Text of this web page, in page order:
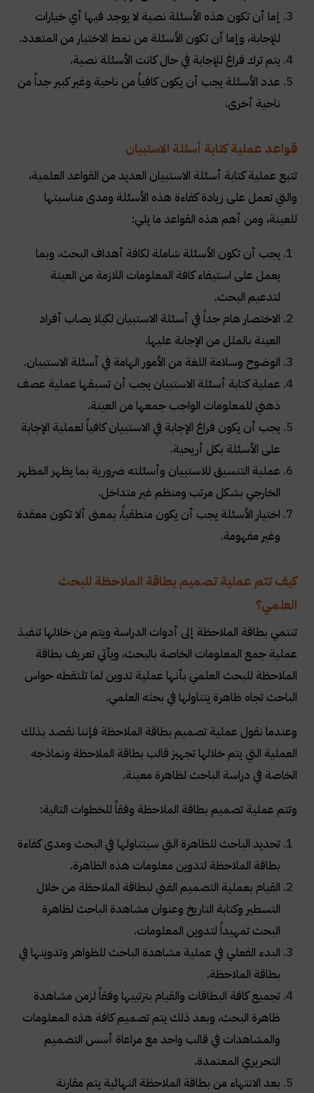
إما أن تكون هذه الأسئلة نصية لا يوجد فيها أي خيارات
للإجابة، وإما أن تكون الأسئلة من نمط الاختيار من المتعدد.
يتم ترك فراغ للإجابة في حال كانت الأسئلة نصية.
عدد الأسئلة يجب أن يكون كافياً من ناحية وغير كبير جداً من
ناحية أخرى.
قواعد عملية كتابة أسئلة الاستبيان
تتبع عملية كتابة أسئلة الاستبيان العديد من القواعد العلمية،
والتي تعمل على زيادة كفاءة هذه الأسئلة ومدى مناسبتها
للعينة، ومن أهم هذه القواعد ما يلي:
يجب أن تكون الأسئلة شاملة لكافة أهداف البحث، وبما
يعمل على استيفاء كافة المعلومات اللازمة من العينة
لتدعيم البحث.
الاختصار هام جداً في أسئلة الاستبيان لكيلا يصاب أفراد
العينة بالملل من الإجابة عليها.
الوضوح وسلامة اللغة من الأمور الهامة في أسئلة الاستبيان.
عملية كتابة أسئلة الاستبيان يجب أن تسبقها عملية عصف
ذهني للمعلومات الواجب جمعها من العينة.
يجب أن يكون فراغ الإجابة في الاستبيان كافياً لعملية الإجابة
على الأسئلة بكل أريحية.
عملية التنسيق للاستبيان وأسئلته ضرورية بما يظهر المظهر
الخارجي بشكل مرتب ومنظم غير متداخل.
اختيار الأسئلة يجب أن يكون منطقياً، بمعنى ألا تكون معقدة
وغير مفهومة.
كيف تتم عملية تصميم بطاقة الملاحظة للبحث
العلمي؟
تنتمي بطاقة الملاحظة إلى أدوات الدراسة ويتم من خلالها تنفيذ
عملية جمع المعلومات الخاصة بالبحث، ويأتي تعريف بطاقة
الملاحظة للبحث العلمي بأنها عملية تدوين لما تلتقطه حواس
الباحث تجاه ظاهرة يتناولها في بحثه العلمي.
وعندما نقول عملية تصميم بطاقة الملاحظة فإننا نقصد بذلك
العملية التي يتم خلالها تجهيز قالب بطاقة الملاحظة ونماذجه
الخاصة في دراسة الباحث لظاهرة معينة.
وتتم عملية تصميم بطاقة الملاحظة وفقاً للخطوات التالية:
تحديد الباحث للظاهرة التي سيتناولها في البحث ومدى كفاءة
بطاقة الملاحظة لتدوين معلومات هذه الظاهرة.
القيام بعملية التصميم الفني لبطاقة الملاحظة من خلال
التسطير وكتابة التاريخ وعنوان مشاهدة الباحث لظاهرة
البحث تمهيداً لتدوين المعلومات.
البدء الفعلي في عملية مشاهدة الباحث للظواهر وتدوينها في
بطاقة الملاحظة.
تجميع كافة البطاقات والقيام بترتيبها وفقاً لزمن مشاهدة
ظاهرة البحث، وبعد ذلك يتم تصميم كافة هذه المعلومات
والمشاهدات في قالب واحد مع مراعاة أسس التصميم
التحريري المعتمدة.
بعد الانتهاء من بطاقة الملاحظة النهائية يتم مقارنة